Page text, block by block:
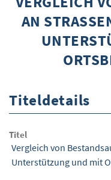
ÜBER
GUROM
AN
Titeldetails
Titel
Vergleich von
Unterstützung und mit